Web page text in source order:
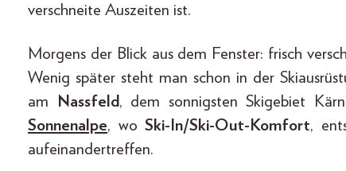
verschneite Auszeiten ist.
Morgens der Blick aus dem Fenster: frisch
Wenig später steht man schon in der
am
Nassfeld, dem sonnigsten Skigebiet
Sonnenalpe, woSki-In/Ski-Out-Komfort,
aufeinandertreffen.